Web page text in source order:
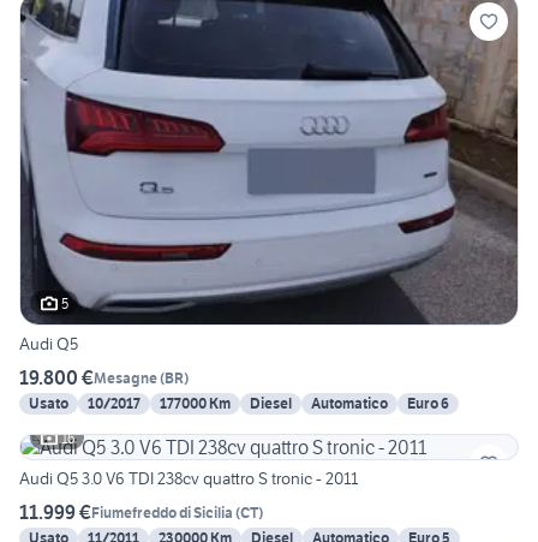
5
Audi Q5
19.800 €Mesagne(BR)
Usato
10/2017 177000 Km Diesel Automatico
Euro 6
16
Audi Q5 3.0 V6 TDI 238cv quattro S tronic - 2011
11.999 €Fiumefreddo di Sicilia (CT)
Usato
11/2011 230000 Km Diesel Automatico
Euro 5